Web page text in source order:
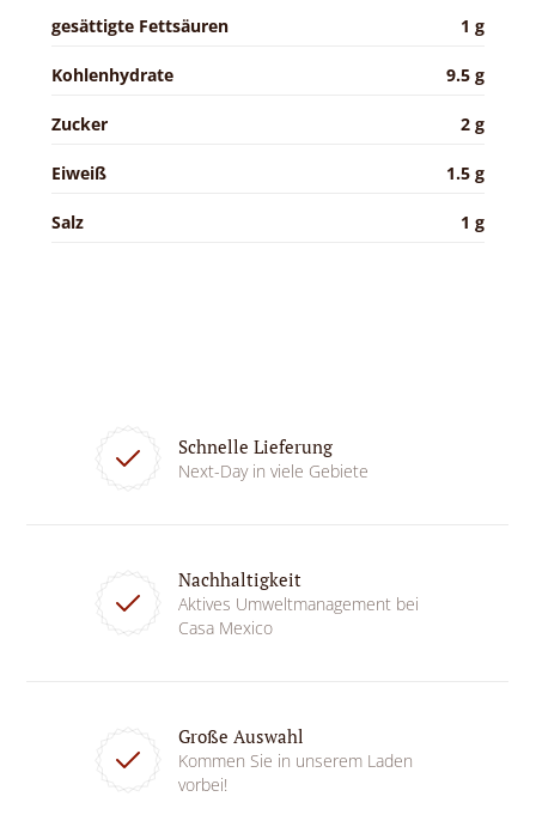
gesättigte Fettsäuren 1 g
Kohlenhydrate 9.5 g
Zucker 2 g
Eiweiß 1.5 g
Salz 1 g
Schnelle Lieferung
Next-Day in viele Gebiete
Nachhaltigkeit
Aktives Umweltmanagement bei
Casa Mexico
Große Auswahl
Kommen Sie in unserem Laden
vorbei!